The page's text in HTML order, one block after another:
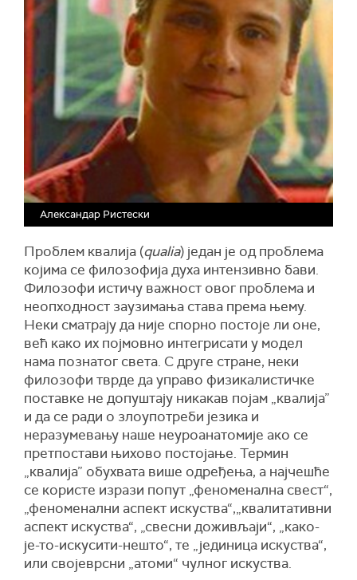
Александар Ристески
Проблем квалија (qualia) један је од проблема
којима се филозофија духа интензивно бави.
Филозофи истичу важност овог проблема и
неопходност заузимања става према њему.
Неки сматрају да није спорно постоје ли оне,
већ како их појмовно интегрисати у модел
нама познатог света. С друге стране, неки
филозофи тврде да управо физикалистичке
поставке не допуштају никакав појам „квалија”
и да се ради о злоупотреби језика и
неразумевању наше неуроанатомије ако се
претпостави њихово постојање. Термин
„квалија” обухвата више одређења, а најчешће
се користе изрази попут „феноменална свест“,
„феноменални аспект искуства“,„квалитативни
аспект искуства“, „свесни доживљаји“, „како-
је-то-искусити-нешто“, те „јединица искуства“,
или својеврсни „атоми“ чулног искуства.